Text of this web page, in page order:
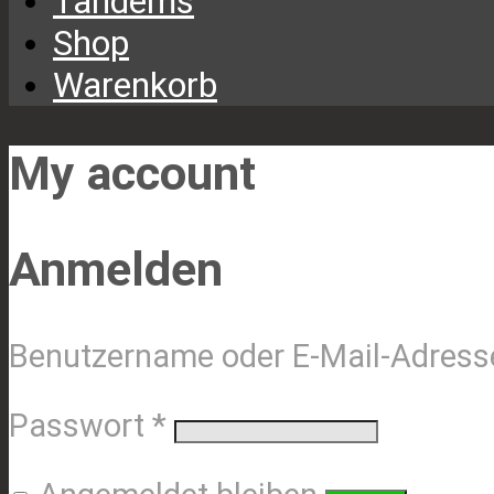
Shop
Warenkorb
My account
Anmelden
Benutzername oder E-Mail-
Passwort * Erforderlich